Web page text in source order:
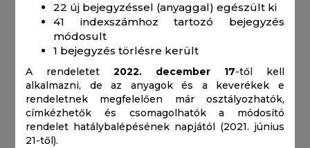
22 új bejegyzéssel (anyaggal) egészült ki
41 indexszámhoz tartozó bejegyzés
módosult
1 bejegyzés törlésre került
A rendeletet2022. december 17-től kell
alkalmazni, de az anyagok és a keverékek e
rendeletnek megfelelően már osztályozhatók,
címkézhetők és csomagolhatók a módosító
rendelet hatálybalépésének napjától (2021. június
21-től).